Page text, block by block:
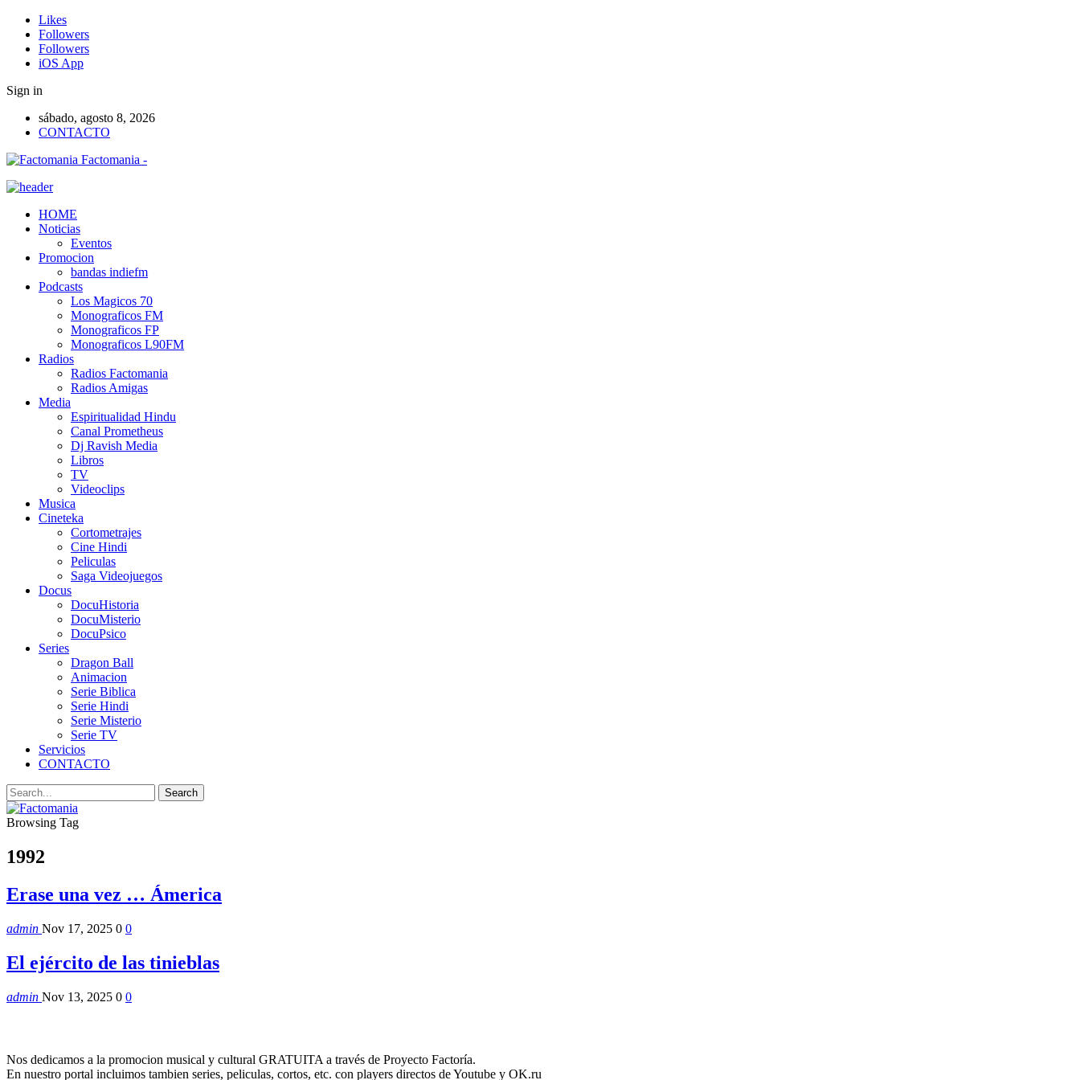
Likes
Followers
Followers
iOS App
Sign in
sábado, agosto 8, 2026
CONTACTO
Factomania -
HOME
Noticias
Eventos
Promocion
bandas indiefm
Podcasts
Los Magicos 70
Monograficos FM
Monograficos FP
Monograficos L90FM
Radios
Radios Factomania
Radios Amigas
Media
Espiritualidad Hindu
Canal Prometheus
Dj Ravish Media
Libros
TV
Videoclips
Musica
Cineteka
Cortometrajes
Cine Hindi
Peliculas
Saga Videojuegos
Docus
DocuHistoria
DocuMisterio
DocuPsico
Series
Dragon Ball
Animacion
Serie Biblica
Serie Hindi
Serie Misterio
Serie TV
Servicios
CONTACTO
Browsing Tag
1992
Erase una vez … Ámerica
admin Nov 17, 2025 0 0
El ejército de las tinieblas
admin Nov 13, 2025 0 0
Nos dedicamos a la promocion musical y cultural GRATUITA a través de Proyecto Factoría.
En nuestro portal incluimos tambien series, peliculas, cortos, etc. con players directos de Youtube y OK.ru